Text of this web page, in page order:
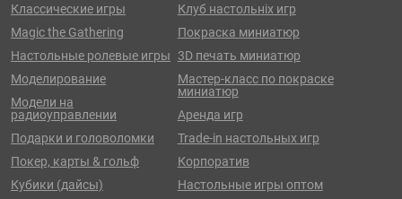
Классические игры
Magic the Gathering
Настольные ролевые игры
Моделирование
Модели на
радиоуправлении
Подарки и головоломки
Покер, карты & гольф
Кубики (дайсы)
Клуб настольніх игр
Покраска миниатюр
3D печать миниатюр
Мастер-класс по покраске
миниатюр
Аренда игр
Trade-in настольных игр
Корпоратив
Настольные игры оптом